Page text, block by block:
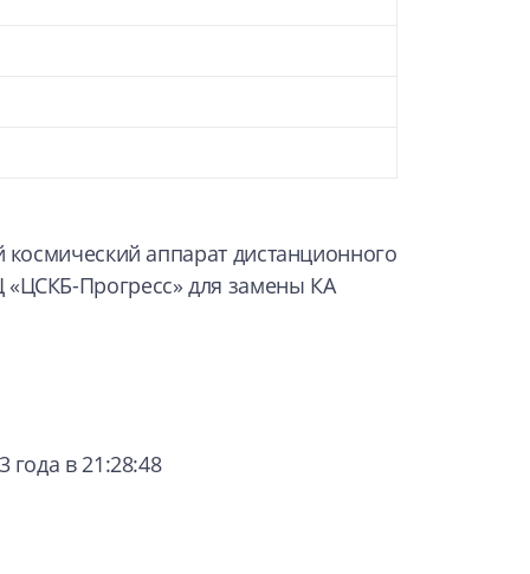
аппарат дистанционного
Прогресс» для замены КА
в 21:28:48